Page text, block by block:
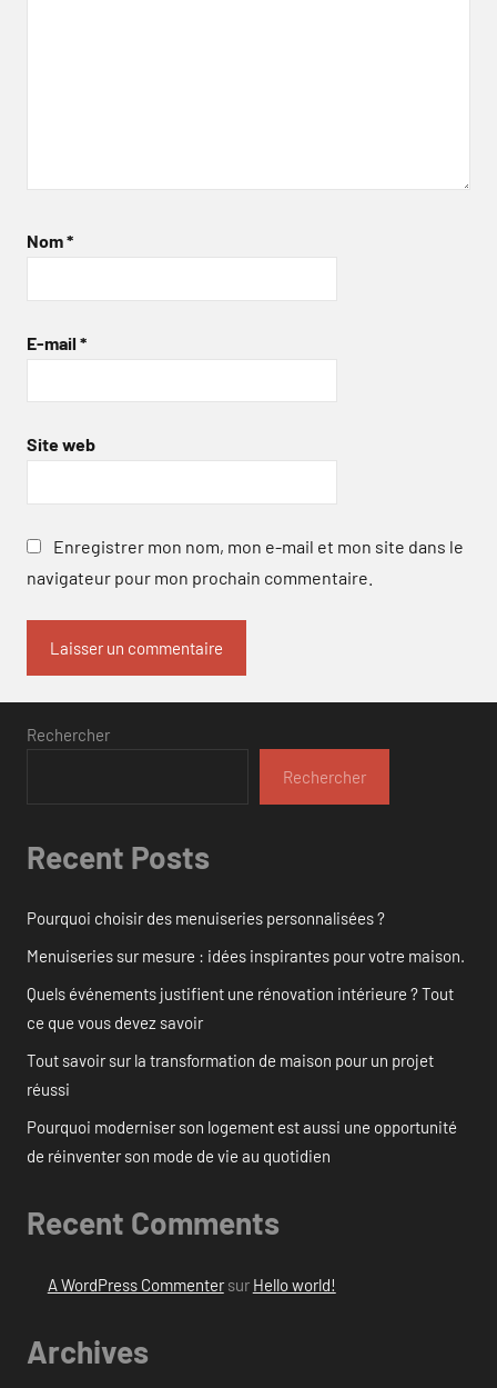
Nom*
E-mail *
Site web
Enregistrer mon nom, mon e-mail et mon site dans le
navigateur pour mon prochain commentaire.
Rechercher
Rechercher
Recent Posts
Pourquoi choisir des menuiseries personnalisées ?
Menuiseries sur mesure : idées inspirantes pour votre maison.
Quels événements justifient une rénovation intérieure ? Tout
ce que vous devez savoir
Tout savoir sur la transformation de maison pour un projet
réussi
Pourquoi moderniser son logement est aussi une opportunité
de réinventer son mode de vie au quotidien
Recent Comments
A WordPress Commentersur Hello world!
Archives